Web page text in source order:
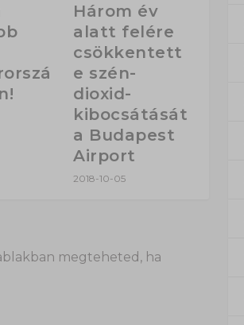
Három év
alatt felére
csökkentett
e szén-
dioxid-
kibocsátását
a Budapest
Airport
2018-10-05
megteheted, ha